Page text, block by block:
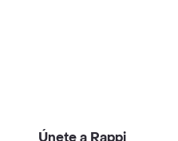
Únete a Rappi